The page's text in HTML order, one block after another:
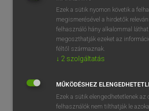
Ezek a sütik nyomon követik a
megismerésével a hirdetők
felhasználó hány alkalommal
megoszthatják ezeket az
féltől származnak.
↓ 2 szolgáltatás
MŰKÖDÉSHEZ
Ezek a sütik elengedhetetlenek
felhasználók nem tilthatják le